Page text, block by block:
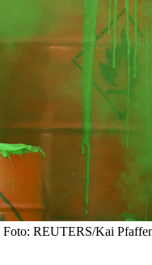
Foto: REUTERS/Kai